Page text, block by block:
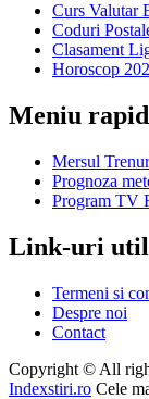
Curs Valutar
Coduri
Clasament
Horoscop
Meniu rapid
Mersul
Prognoza
Program TV
Link-uri
Termeni si
Despre noi
Contact
Copyright © All
Indexstiri.ro Cele